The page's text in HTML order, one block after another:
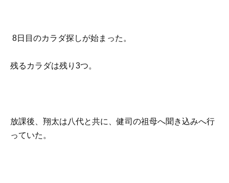
8日目のカラダ探しが始まった。
残るカラダは残り3つ。
放課後、翔太は八代と共に、健司の祖母へ聞き込みへ行
っていた。